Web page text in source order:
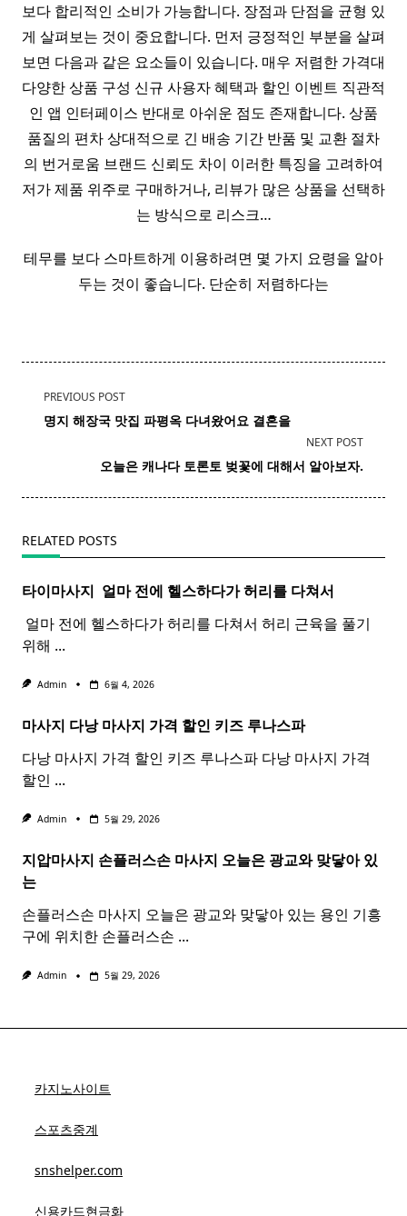
보다 합리적인 소비가 가능합니다. 장점과 단점을 균형 있
게 살펴보는 것이 중요합니다. 먼저 긍정적인 부분을 살펴
보면 다음과 같은 요소들이 있습니다. 매우 저렴한 가격대
다양한 상품 구성 신규 사용자 혜택과 할인 이벤트 직관적
인 앱 인터페이스 반대로 아쉬운 점도 존재합니다. 상품
품질의 편차 상대적으로 긴 배송 기간 반품 및 교환 절차
의 번거로움 브랜드 신뢰도 차이 이러한 특징을 고려하여
저가 제품 위주로 구매하거나, 리뷰가 많은 상품을 선택하
는 방식으로 리스크…
테무를 보다 스마트하게 이용하려면 몇 가지 요령을 알아
두는 것이 좋습니다. 단순히 저렴하다는
<span
class="nav-
text">Page</span>
PREVIOUS POST
명지 해장국 맛집 파평옥 다녀왔어요 결혼을
NEXT POST
오늘은 캐나다 토론토 벚꽃에 대해서 알아보자.
RELATED POSTS
타이마사지 ​ 얼마 전에 헬스하다가 허리를 다쳐서
​ 얼마 전에 헬스하다가 허리를 다쳐서 허리 근육을 풀기
위해 ...
Admin 6월 4, 2026
마사지 다낭마사지 가격 할인 키즈 루나스파
다낭 마사지 가격 할인 키즈 루나스파 다낭 마사지 가격
할인 ...
Admin 5월 29, 2026
지압마사지 손플러스손 마사지 오늘은 광교와 맞닿아 있
는
손플러스손 마사지 오늘은 광교와 맞닿아 있는 용인 기흥
구에 위치한 손플러스손 ...
Admin 5월 29, 2026
카지노사이트
스포츠중계
snshelper.com
신용카드현금화